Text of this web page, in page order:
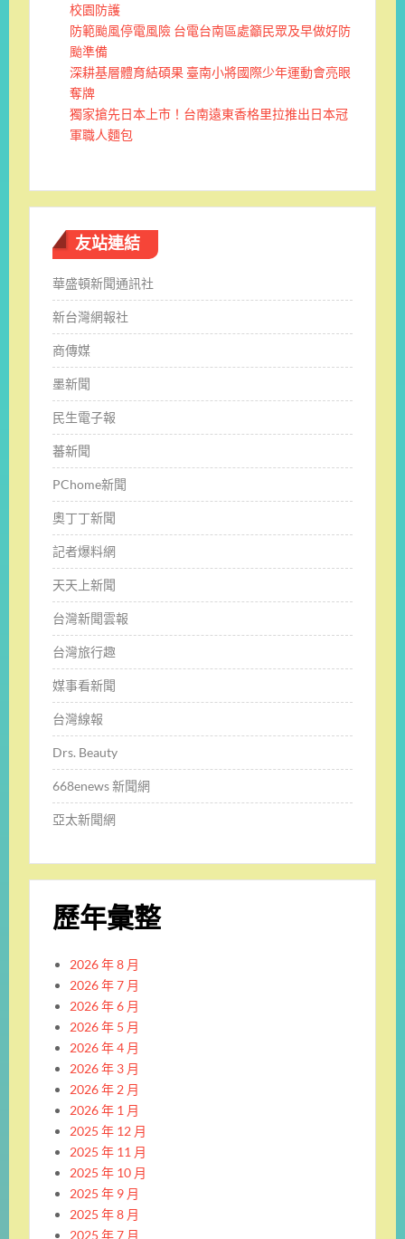
校園防護
防範颱風停電風險 台電台南區處籲民眾及早做好防
颱準備
深耕基層體育結碩果 臺南小將國際少年運動會亮眼
奪牌
獨家搶先日本上市！台南遠東香格里拉推出日本冠
軍職人麵包
友站連結
華盛頓新聞通訊社
新台灣網報社
商傳媒
墨新聞
民生電子報
蕃新聞
PChome新聞
奧丁丁新聞
記者爆料網
天天上新聞
台灣新聞雲報
台灣旅行趣
媒事看新聞
台灣線報
Drs. Beauty
668enews 新聞網
亞太新聞網
歷年彙整
2026 年 8 月
2026 年 7 月
2026 年 6 月
2026 年 5 月
2026 年 4 月
2026 年 3 月
2026 年 2 月
2026 年 1 月
2025 年 12 月
2025 年 11 月
2025 年 10 月
2025 年 9 月
2025 年 8 月
2025 年 7 月